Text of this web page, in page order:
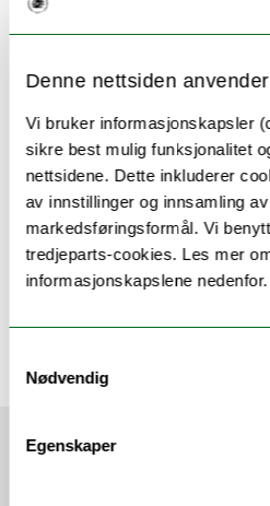
Denne nettsiden
Vi bruker informasjonskapsler
sikre best mulig funksjonalitet
nettsidene. Dette inkluderer
av innstillinger og innsamling
markedsføringsformål. Vi
tredjeparts-cookies. Les mer
informasjonskapslene nedenfor.
Nødvendig
Egenskaper
Våre
Våre laboratorier